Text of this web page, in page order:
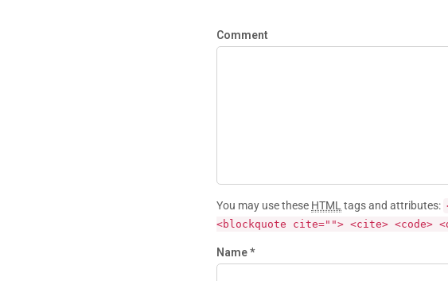
Comment
You may use these HTML tags and attributes:
<blockquote cite=""> <cite> <code>
Name *